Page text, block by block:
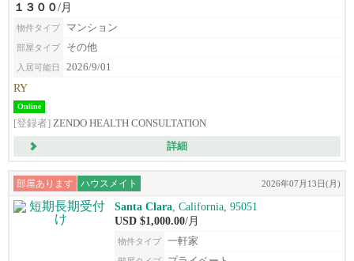
１３００/月
物件タイプ マンション
部屋タイプ その他
入居可能日 2026/9/01
RY
Online
[登録者] ZENDO HEALTH CONSULTATION
詳細
部屋あります ハウスメイト 2026年07月13日(月)
Santa Clara , California, 95051
USD $1,000.00/月
物件タイプ 一軒家